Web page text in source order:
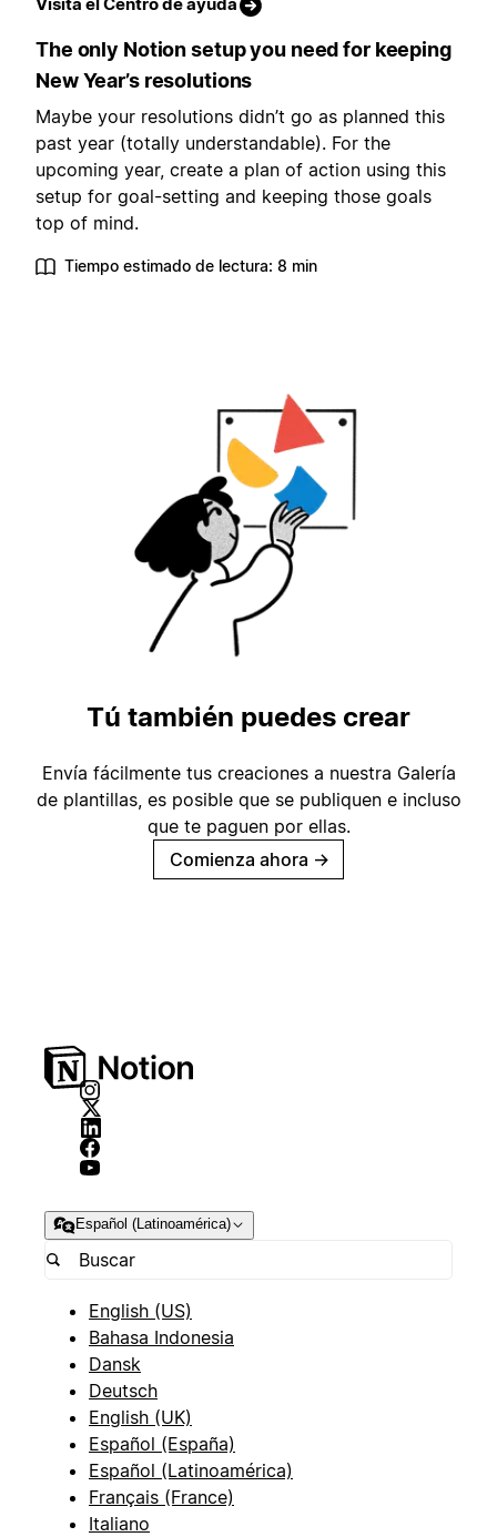
Visita el Centro de ayuda
The only Notion setup you need for keeping
New Year’s resolutions
Maybe your resolutions didn’t go as planned this
past year (totally understandable). For the
upcoming year, create a plan of action using this
setup for goal-setting and keeping those goals
top of mind.
Tiempo estimado de lectura: 8 min
Tú también puedes crear
Envía fácilmente tus creaciones a nuestra Galería
de plantillas, es posible que se publiquen e incluso
que te paguen por ellas.
Comienza ahora →
Español (Latinoamérica)
English (US)
Bahasa Indonesia
Dansk
Deutsch
English (UK)
Español (España)
Español (Latinoamérica)
Français (France)
Italiano